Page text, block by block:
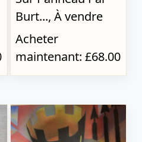
Burt..., À vendre
Acheter
maintenant: £68.00